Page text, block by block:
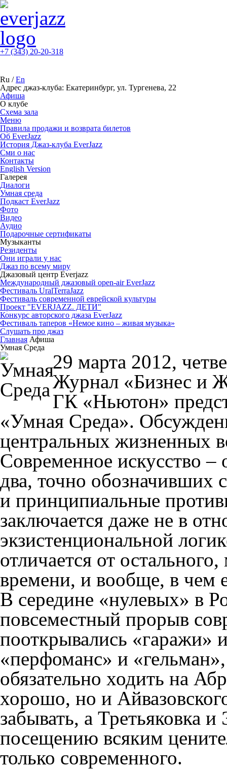
+7 (343) 20-20-318
Ru /En
Адрес джаз-клуба: Екатеринбург, ул. Тургенева, 22
Афиша
О клубе
Схема зала
Меню
Правила продажи и возврата билетов
Об EverJazz
История Джаз-клуба EverJazz
Сми о нас
Контакты
English Version
Галерея
Диалоги
Умная среда
Подкаст EverJazz
Фото
Видео
Аудио
Подарочные сертификаты
Музыканты
Резиденты
Они играли у нас
Джаз по всему миру
Джазовый центр Everjazz
Международный джазовый open-air EverJazz
Фестиваль UralTerraJazz
Фестиваль современной еврейской культуры
Проект "EVERJAZZ. ДЕТИ"
Конкурс авторского джаза EverJazz
Фестиваль таперов «Немое кино – живая музыка»
Слушать про джаз
Главная Афиша
Умная Среда
29 марта 2012,
Журнал «Бизнес и
ГК «Ньютон»
«Умная Среда».
центральных жизненных
Современное искусство –
два, точно обозначивших
и принципиальные
заключается даже не в
экзистенциональной
отличается от
времени, и вообще, в чем
В середине «нулевых» в
повсеместный прорыв
пооткрывались «гаражи»
«перфоманс» и
обязательно ходить на
хорошо, но и
забывать, а Третьяковка
посещению всяким
только современного.